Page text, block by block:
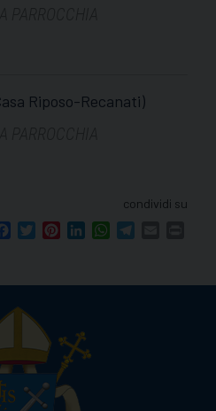
Riposo-Recanati)
condividi su
FacebookTwitterPinterestLinkedInWhatsApp